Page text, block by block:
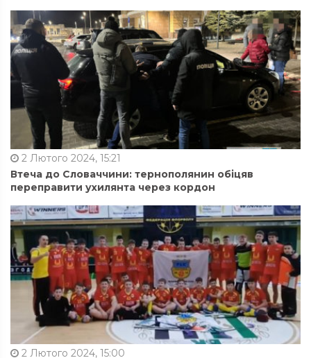
2 Лютого 2024, 15:21
Втеча до Словаччини: тернополянин обіцяв
переправити ухилянта через кордон
2 Лютого 2024, 15:00